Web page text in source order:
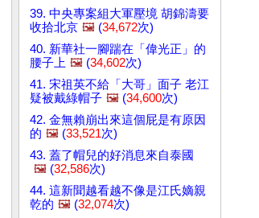
39. 中央專案組大軍壓境 胡錦濤要
收拾北京 🖼️ (34,672次)
40. 新華社一腳踹在「偉光正」的
腰子上 🖼️ (34,602次)
41. 宋祖英不給「大哥」面子 老江
疑被戴綠帽子 🖼️ (34,600次)
42. 金無賴崩出來這個屁是有原因
的 🖼️ (33,521次)
43. 蓋了帽兒的好消息來自泰國
🖼️ (32,586次)
44. 這新聞越看越不像是江氏嫡親
乾的 🖼️ (32,074次)